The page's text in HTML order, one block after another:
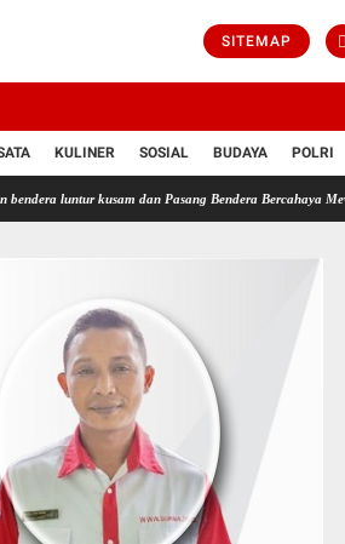
SITEMAP
KULINER SOSIAL BUDAYA POLRI
dan Pasang Bendera Bercahaya Mewarnai